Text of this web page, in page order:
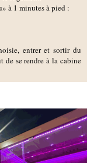
à 1 minutes à pied :
entrer et sortir du
de se rendre à la cabine